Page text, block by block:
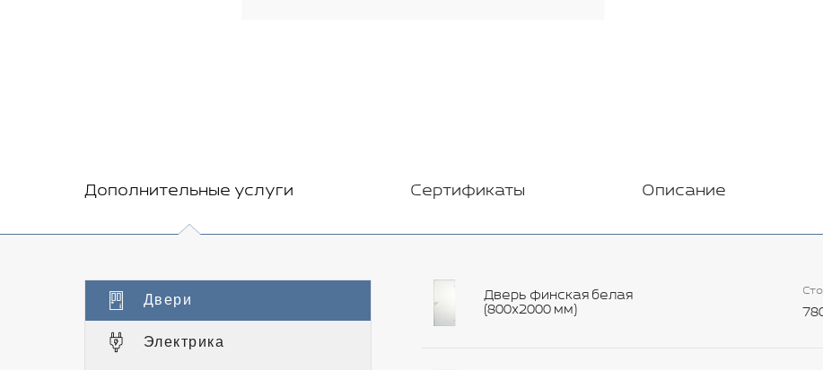
Дополнительные услуги Сертификаты Описание
Двери
Электрика
Дверь финская белая
(800х2000 мм)